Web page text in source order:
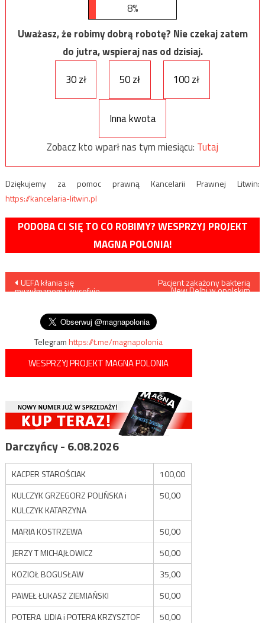
8%
Uważasz, że robimy dobrą robotę? Nie czekaj zatem
do jutra, wspieraj nas od dzisiaj.
30 zł
50 zł 100 zł
Inna kwota
Zobacz kto wparł nas tym miesiącu: Tutaj
Dziękujemy za pomoc prawną Kancelarii Prawnej Litwin:
https://kancelaria-litwin.pl
PODOBA CI SIĘ TO CO ROBIMY? WESPRZYJ PROJEKT
MAGNA POLONIA!
Nawigacja
wpisu
UEFA kłania się
muzułmanom i wycofuje
Pacjent zakażony bakterią
New Delhi w opolskim
Telegramhttps://t.me/magnapolonia
WESPRZYJ PROJEKT MAGNA POLONIA
Darczyńcy - 6.08.2026
KACPER STAROŚCIAK
100,00
KULCZYK GRZEGORZ POLIŃSKA i
KULCZYK KATARZYNA
50,00
MARIA KOSTRZEWA
50,00
JERZY T MICHAJŁOWICZ
50,00
KOZIOŁ BOGUSŁAW
35,00
PAWEŁ ŁUKASZ ZIEMIAŃSKI
50,00
POTERA LIDIA i POTERA KRZYSZTOF
50,00